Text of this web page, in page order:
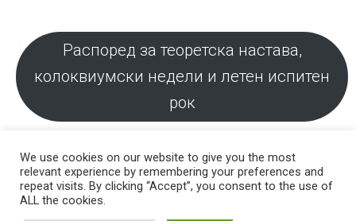
/
Распоред
–
Доктор
по
Распоред за теоретска настава,
колоквиумски недели и летен испитен
рок
© 2026 Стоматолошки факултет – Скопје Универзитет ,,Св. Кирил и
We use cookies on our website to give you the most
relevant experience by remembering your preferences and
repeat visits. By clicking “Accept”, you consent to the use of
ALL the cookies.